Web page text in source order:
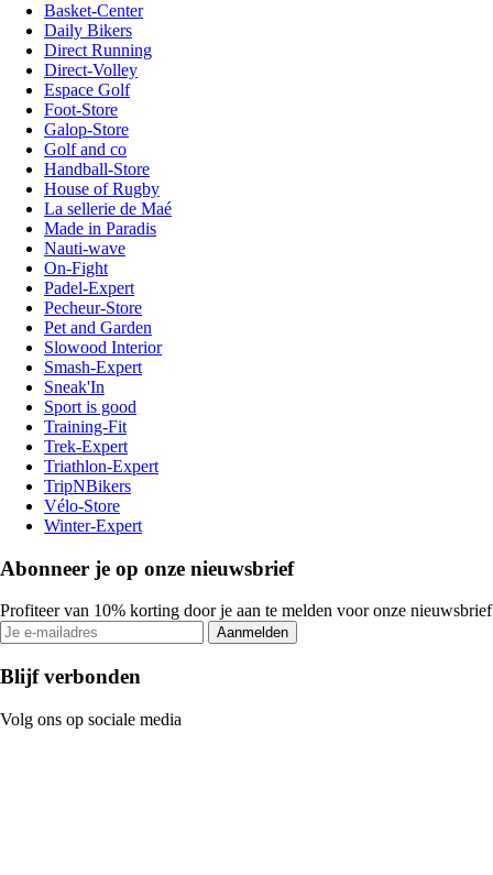
Basket-Center
Daily Bikers
Direct Running
Direct-Volley
Espace Golf
Foot-Store
Galop-Store
Golf and co
Handball-Store
House of Rugby
La sellerie de Maé
Made in Paradis
Nauti-wave
On-Fight
Padel-Expert
Pecheur-Store
Pet and Garden
Slowood Interior
Smash-Expert
Sneak'In
Sport is good
Training-Fit
Trek-Expert
Triathlon-Expert
TripNBikers
Vélo-Store
Winter-Expert
Abonneer je op onze nieuwsbrief
Profiteer van 10% korting door je aan te melden voor onze nieuwsbrief
Aanmelden
Blijf verbonden
Volg ons op sociale media